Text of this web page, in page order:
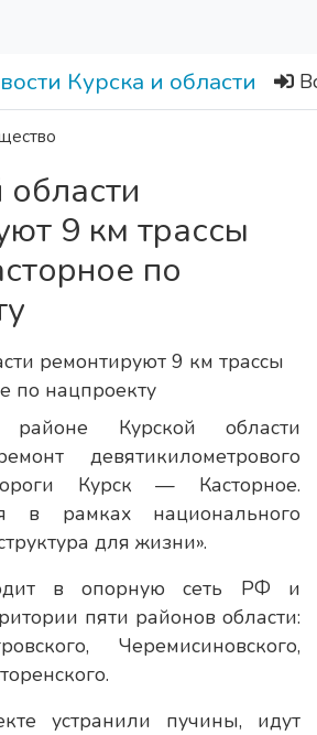
9 км трассы
по
районе Курской области
девятикилометрового
Курск — Касторное.
в рамках национального
для жизни».
в опорную сеть РФ и
пяти районов области:
Черемисиновского,
устранили пучины, идут